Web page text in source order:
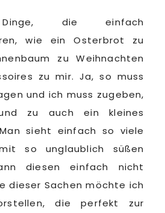
die einfach
wie ein Osterbrot zu
zu Weihnachten
zu mir. Ja, so muss
und ich muss zugeben,
zu auch ein kleines
sieht einfach so viele
so unglaublich süßen
diesen einfach nicht
dieser Sachen möchte ich
die perfekt zur